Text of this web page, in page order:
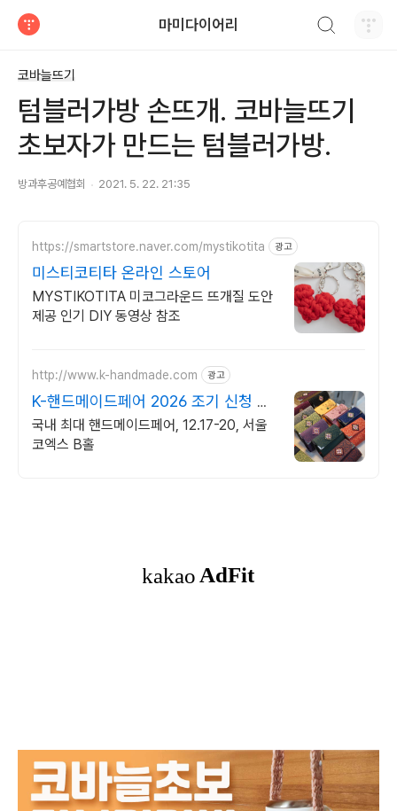
마미다이어리
코바늘뜨기
텀블러가방 손뜨개. 코바늘뜨기
초보자가 만드는 텀블러가방.
방과후공예협회 2021. 5. 22. 21:35
https://smartstore.naver.com/mystikotita 광고
미스티코티타 온라인 스토어
MYSTIKOTITA 미코그라운드 뜨개질 도안
제공 인기 DIY 동영상 참조
http://www.k-handmade.com 광고
K-핸드메이드페어 2026 조기 신청 기
간 참가비 할인
국내 최대 핸드메이드페어, 12.17-20, 서울
코엑스 B홀